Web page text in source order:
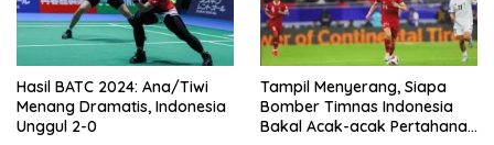
Hasil BATC 2024: Ana/Tiwi
Menang Dramatis, Indonesia
Unggul 2-0
Tampil Menyerang, Siapa
Bomber Timnas Indonesia
Bakal Acak-acak Pertahanan